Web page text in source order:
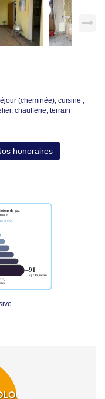
(cheminée), cuisine ,
chaufferie, terrain
honoraires